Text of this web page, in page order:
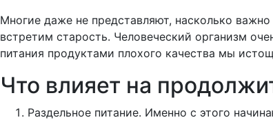
Многие даже не представляют, насколько
встретим старость. Человеческий организм
питания продуктами плохого качества мы
Что влияет на
Раздельное питание. Именно с этого